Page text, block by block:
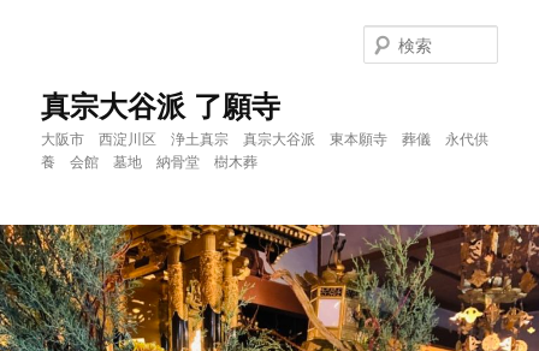
移
動
動
真宗大谷派 了願寺
大阪市 西淀川区 浄土真宗 真宗大谷派 東本願寺 葬儀 永代供
養 会館 墓地 納骨堂 樹木葬
索